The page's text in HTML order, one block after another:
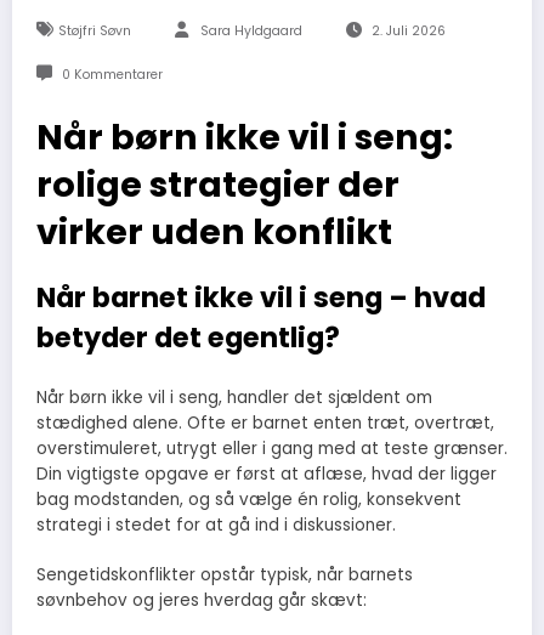
Støjfri Søvn Sara Hyldgaard 2. Juli 2026
0 Kommentarer
Når børn ikke vil i seng:
rolige strategier der
virker uden konflikt
Når barnet ikke vil i seng – hvad
betyder det egentlig?
Når børn ikke vil i seng, handler det sjældent om
stædighed alene. Ofte er barnet enten træt, overtræt,
overstimuleret, utrygt eller i gang med at teste grænser.
Din vigtigste opgave er først at aflæse, hvad der ligger
bag modstanden, og så vælge én rolig, konsekvent
strategi i stedet for at gå ind i diskussioner.
Sengetidskonflikter opstår typisk, når barnets
søvnbehov og jeres hverdag går skævt: